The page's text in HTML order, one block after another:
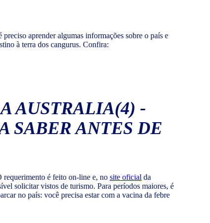
aprender algumas informações sobre o país e
à terra dos cangurus. Confira:
requerimento é feito on-line e, no site oficial da
solicitar vistos de turismo. Para períodos maiores, é
no país: você precisa estar com a vacina da febre